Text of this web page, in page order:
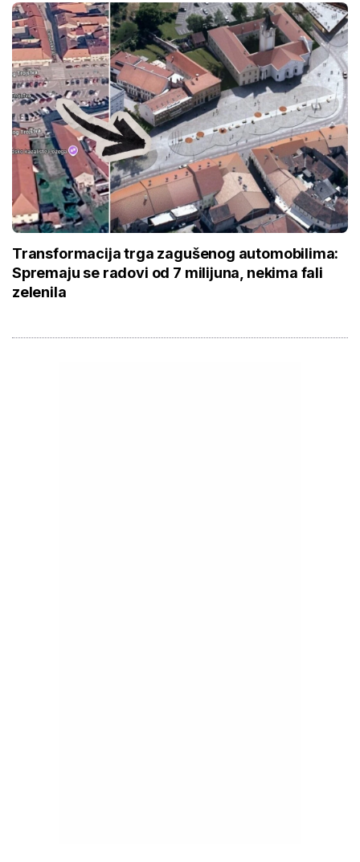
Transformacija trga zagušenog automobilima:
Spremaju se radovi od 7 milijuna, nekima fali
zelenila